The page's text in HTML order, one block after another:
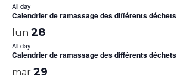
All day
Calendrier de ramassage des différents déchets
lun 28
All day
Calendrier de ramassage des différents déchets
mar 29